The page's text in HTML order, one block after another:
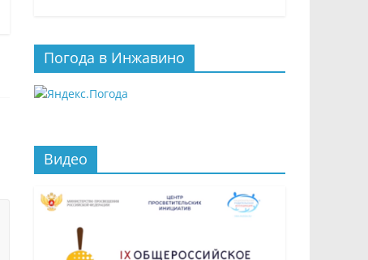
Погода в Инжавино
Видео